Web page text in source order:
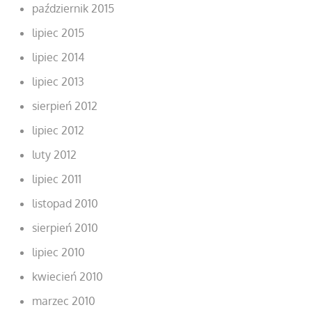
październik 2015
lipiec 2015
lipiec 2014
lipiec 2013
sierpień 2012
lipiec 2012
luty 2012
lipiec 2011
listopad 2010
sierpień 2010
lipiec 2010
kwiecień 2010
marzec 2010